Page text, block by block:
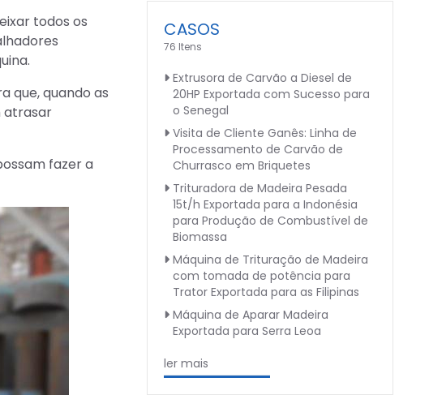
todos os
que, quando as
atrasar
fazer a
CASOS
76 Itens
Extrusora de Carvão a Diesel de
20HP Exportada com Sucesso para
o Senegal
Visita de Cliente Ganês: Linha de
Processamento de Carvão de
Churrasco em Briquetes
Trituradora de Madeira Pesada
15t/h Exportada para a Indonésia
para Produção de Combustível de
Biomassa
Máquina de Trituração de Madeira
com tomada de potência para
Trator Exportada para as Filipinas
Máquina de Aparar Madeira
Exportada para Serra Leoa
ler mais